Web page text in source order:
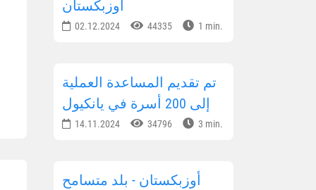
أوزبكستان
02.12.2024 44335 1 min.
تم تقديم المساعدة العملية
إلى 200 أسرة في يانكيول
14.11.2024 34796 3 min.
أوزبكستان - بلد متسامح